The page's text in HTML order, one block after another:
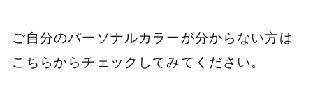
ご自分のパーソナルカラーが分からない方は
こちらからチェックしてみてください。